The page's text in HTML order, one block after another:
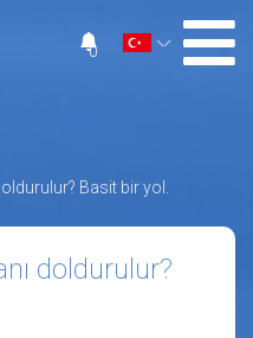
0
Basit bir yol.
doldurulur?